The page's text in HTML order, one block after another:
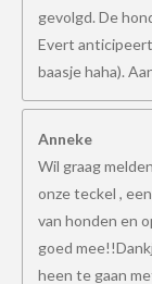
gevolgd. De
Evert
baasje haha).
Anneke
Wil graag
onze teckel ,
van honden en
goed
heen te gaan met